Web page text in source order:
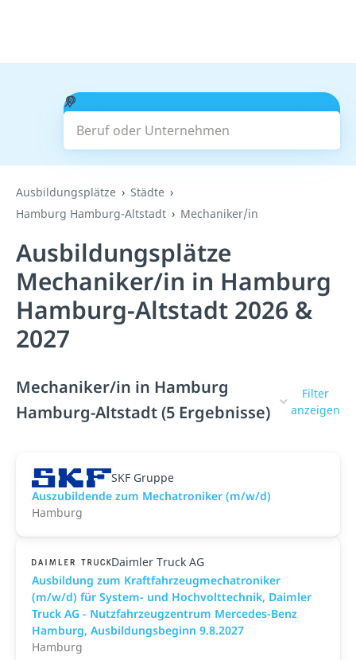
Beruf oder Unternehmen
Suchen
Ausbildungsplätze
Städte
Hamburg Hamburg-Altstadt
Mechaniker/in
Ausbildungsplätze
Mechaniker/in in Hamburg
Hamburg-Altstadt 2026 &
2027
Mechaniker/in in Hamburg
Hamburg-Altstadt (5 Ergebnisse)
Filter
anzeigen
SKF Gruppe
Auszubildende zum Mechatroniker (m/w/d)
Hamburg
Daimler Truck AG
Ausbildung zum Kraftfahrzeugmechatroniker
(m/w/d) für System- und Hochvolttechnik, Daimler
Truck AG - Nutzfahrzeugzentrum Mercedes-Benz
Hamburg, Ausbildungsbeginn 9.8.2027
Hamburg